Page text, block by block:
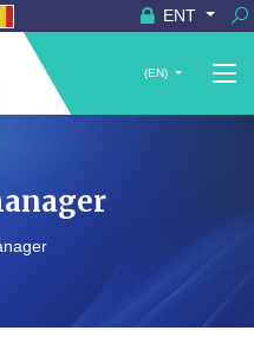
ENT
(EN)